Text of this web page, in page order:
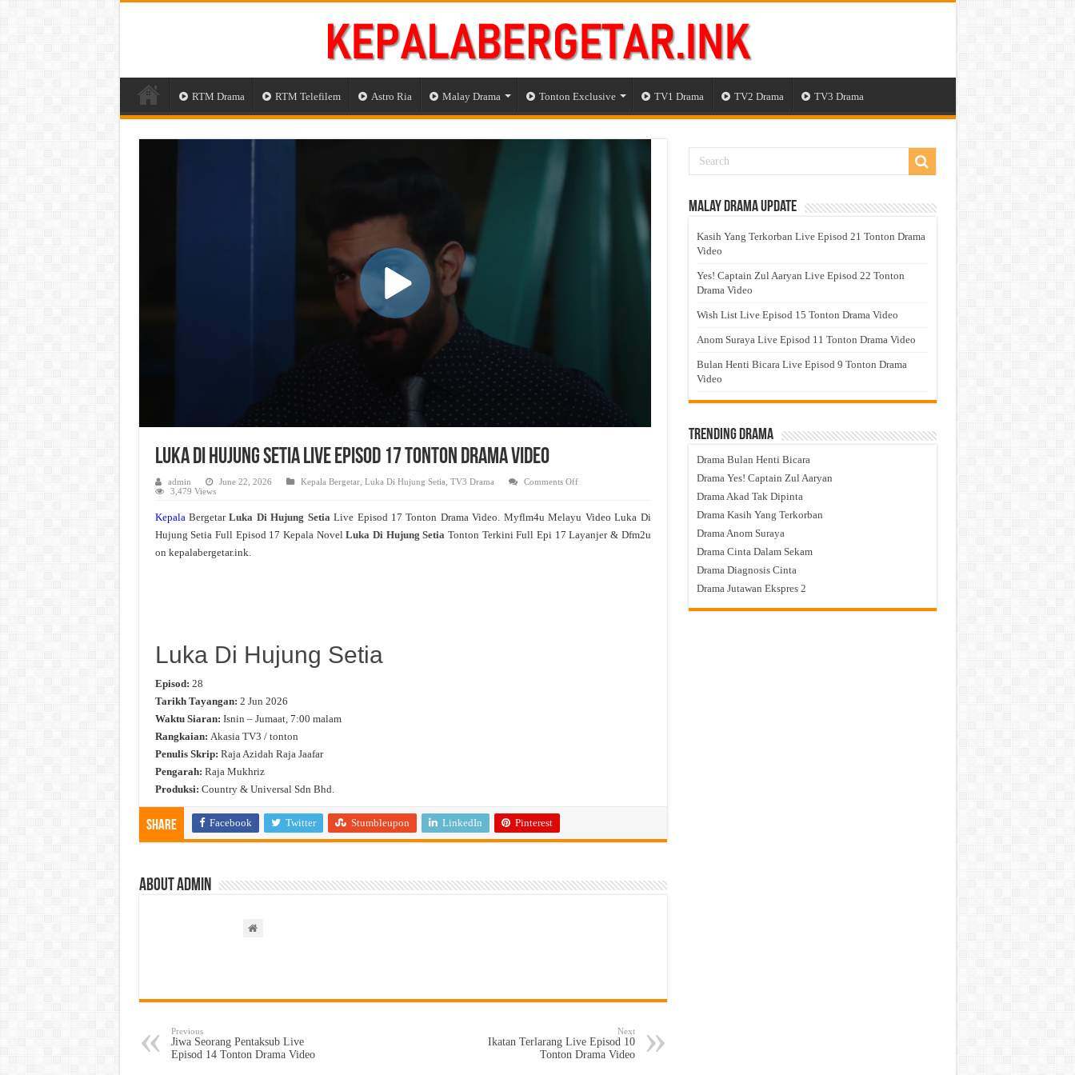
RTM Drama RTM Telefilem Astro Ria Malay Drama Tonton Exclusive TV1 Drama TV2 Drama TV3 Drama
Luka Di Hujung Setia Live Episod 17 Tonton Drama Video
admin June 22, 2026 Kepala Bergetar, Luka Di Hujung Setia TV3 Drama Comments Offon
Setia
Episod
3,479 Views
KepalaBergetarLuka Di Hujung SetiaLive Episod 17 Tonton Drama Video. Myflm4u Melayu Video Luka Di
Hujung Setia Full Episod 17 Kepala NovelLuka Di Hujung Setia Tonton Terkini Full Epi 17 Layanjer & Dfm2u
on kepalabergetar.ink.
Luka Di Hujung Setia
Episod: 28
Tarikh Tayangan: 2 Jun 2026
Waktu Siaran: Isnin – Jumaat, 7:00 malam
Rangkaian: Akasia TV3 / tonton
Penulis Skrip: Raja Azidah Raja Jaafar
Pengarah: Raja Mukhriz
Produksi: Country & Universal Sdn Bhd.
Share Facebook Twitter Stumbleupon LinkedIn Pinterest
About admin
Previous
Jiwa Seorang Pentaksub Live
Episod 14 Tonton Drama Video
Next
Ikatan Terlarang Live Episod 10
Tonton Drama Video
Malay Drama Update
Kasih Yang Terkorban Live Episod 21 Tonton Drama
Video
Yes! Captain Zul Aaryan Live Episod 22 Tonton
Drama Video
Wish List Live Episod 15 Tonton Drama Video
Anom Suraya Live Episod 11 Tonton Drama Video
Bulan Henti Bicara Live Episod 9 Tonton Drama
Video
Trending Drama
Drama Bulan Henti Bicara
Drama Yes! Captain Zul Aaryan
Drama Akad Tak Dipinta
Drama Kasih Yang Terkorban
Drama Anom Suraya
Drama Cinta Dalam Sekam
Drama Diagnosis Cinta
Drama Jutawan Ekspres 2